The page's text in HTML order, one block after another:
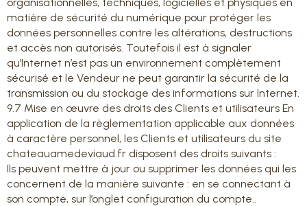
matière de sécurité du numérique pour protéger les
données personnelles contre les altérations, destructions
et accès non autorisés. Toutefois il est à signaler
qu’Internet n’est pas un environnement complètement
sécurisé et le Vendeur ne peut garantir la sécurité de la
transmission ou du stockage des informations sur Internet.
9.7 Mise en œuvre des droits des Clients et utilisateurs En
application de la règlementation applicable aux données
à caractère personnel, les Clients et utilisateurs du site
chateauamedeviaud.fr disposent des droits suivants :
Ils peuvent mettre à jour ou supprimer les données qui les
concernent de la manière suivante : en se connectant à
son compte, sur l’onglet configuration du compte..